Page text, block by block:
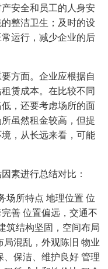
安全和员工的人身安
整洁卫生；及时的设
运行，减少企业的后
方面。企业应根据自
赁成本。在比较不同
，还要考虑场所的面
虽然租金较高，但提
，从长远来看，可能
素进行总结对比：
场所特点 地理位置 位
善 位置偏远，交通不
筑结构坚固，空间布局
混乱，外观陈旧 物业
保洁、维护良好 管理